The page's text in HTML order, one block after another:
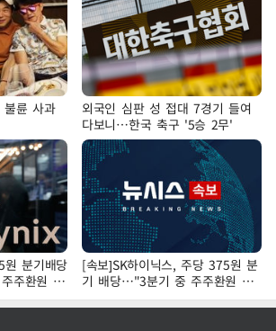
륜 사과
외국인 심판 성 접대 7경기 들여
다보니…한국 축구 '5승 2무'
원 분기배당
주환원 발
[속보]SK하이닉스, 주당 375원 분
기 배당…"3분기 중 주주환원 방
안 확정"